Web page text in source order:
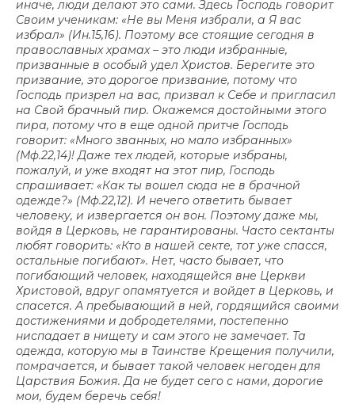
иначе, люди делают это сами. Здесь Господь говорит
Своим ученикам: «Не вы Меня избрали, а Я вас
избрал» (Ин.15,16). Поэтому все стоящие сегодня в
православных храмах – это люди избранные,
призванные в особый удел Христов. Берегите это
призвание, это дорогое призвание, потому что
Господь призрел на вас, призвал к Себе и пригласил
на Свой брачный пир. Окажемся достойными этого
пира, потому что в еще одной притче Господь
говорит: «Много званных, но мало избранных»
(Мф.22,14)! Даже тех людей, которые избраны,
пожалуй, и уже входят на этот пир, Господь
спрашивает: «Как ты вошел сюда не в брачной
одежде?» (Мф.22,12). И нечего ответить бывает
человеку, и извергается он вон. Поэтому даже мы,
войдя в Церковь, не гарантированы. Часто сектанты
любят говорить: «Кто в нашей секте, тот уже спасся,
остальные погибают». Нет, часто бывает, что
погибающий человек, находящейся вне Церкви
Христовой, вдруг опамятуется и войдет в Церковь, и
спасется. А пребывающий в ней, гордящийся своими
достижениями и добродетелями, постепенно
ниспадает в нищету и сам этого не замечает. Та
одежда, которую мы в Таинстве Крещения получили,
помрачается, и бывает такой человек негоден для
Царствия Божия. Да не будет сего с нами, дорогие
мои, будем беречь себя!